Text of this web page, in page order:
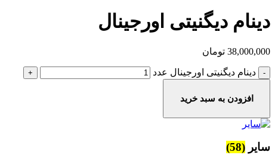
دینام دیگنیتی اورجینال
38,000,000 تومان
دینام دیگنیتی اورجینال عدد
افزودن به سبد خرید
سایر (58)